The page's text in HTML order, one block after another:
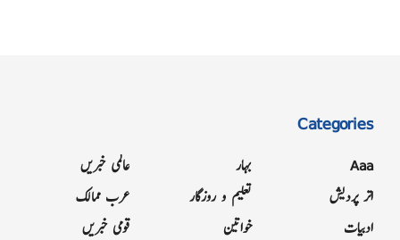
Categories
Aaa
اتر پردیش
ادبیات
بہار
تعلیم و روزگار
خواتین
عالمی خبریں
عرب ممالک
قومی خبریں